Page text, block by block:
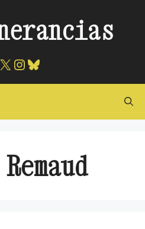
X Instagram
Bluesky